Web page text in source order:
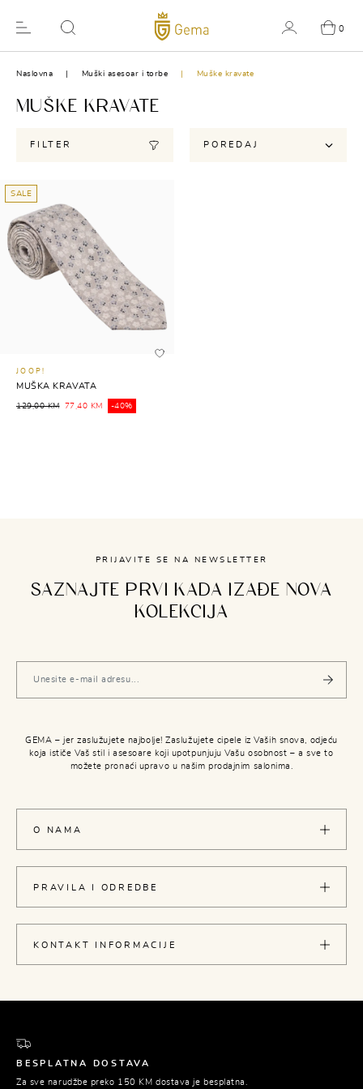
0
Naslovna Muški asesoar i torbe Muške kravate
MUŠKE KRAVATE
FILTER POREDAJ
SALE
JOOP!
MUŠKA KRAVATA
129,00 KM 77,40 KM -40%
PRIJAVITE SE NA NEWSLETTER
SAZNAJTE PRVI KADA IZAĐE NOVA
KOLEKCIJA
GEMA – jer zaslužujete najbolje! Zaslužujete cipele iz Vaših snova, odjeću
koja ističe Vaš stil i asesoare koji upotpunjuju Vašu osobnost – a sve to
možete pronaći upravo u našim prodajnim salonima.
O NAMA
PRAVILA I ODREDBE
KONTAKT INFORMACIJE
BESPLATNA DOSTAVA
Za sve narudžbe preko 150 KM dostava je besplatna.